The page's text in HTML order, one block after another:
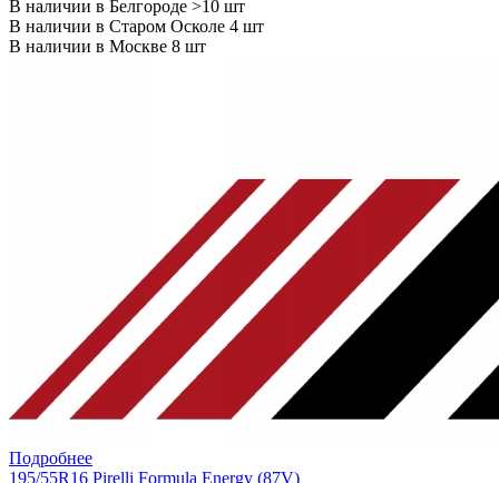
В наличии в Белгороде >10 шт
В наличии в Старом Осколе 4 шт
В наличии в Москве 8 шт
Подробнее
195/55R16 Pirelli Formula Energy (87V)